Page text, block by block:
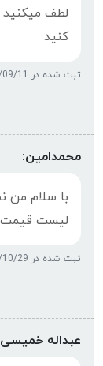
لطف میکنید
کنید
ثبت شده در 1395/09/11
محمدامین:
با سلام من
لیست قیمت
ثبت شده در 1395/10/29
عبداله